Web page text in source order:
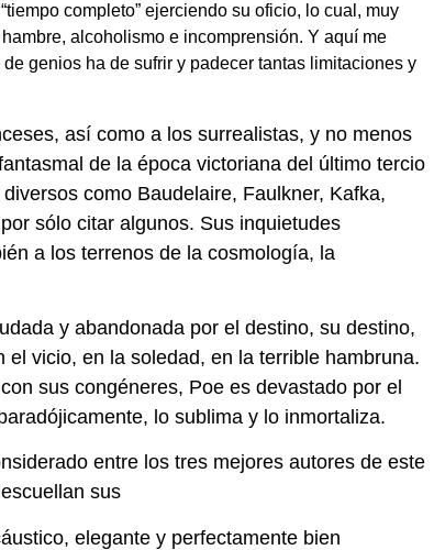
completo” ejerciendo su oficio, lo cual, muy
alcoholismo e incomprensión. Y aquí me
genios ha de sufrir y padecer tantas limitaciones y
así como a los surrealistas, y no menos
de la época victoriana del último tercio
como Baudelaire, Faulkner, Kafka,
sólo citar algunos. Sus inquietudes
a los terrenos de la cosmología, la
y abandonada por el destino, su destino,
vicio, en la soledad, en la terrible hambruna.
sus congéneres, Poe es devastado por el
lo sublima y lo inmortaliza.
entre los tres mejores autores de este
sus
elegante y perfectamente bien